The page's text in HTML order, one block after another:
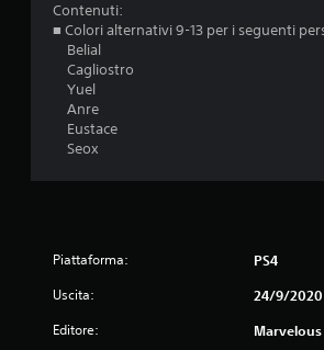
Contenuti:
■ Colori alternativi 9-13 per i seguenti
Belial
Cagliostro
Yuel
Anre
Eustace
Seox
Piattaforma: PS4
Uscita: 24/9/2020
Editore: